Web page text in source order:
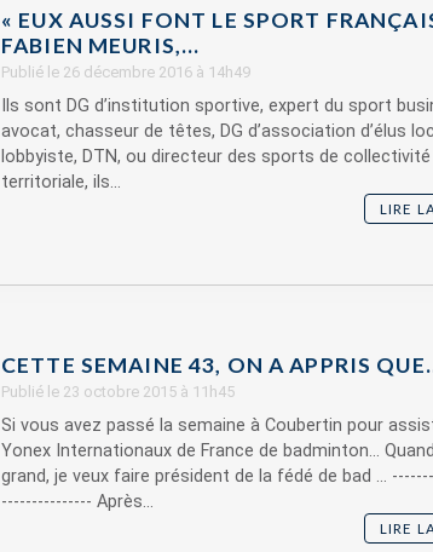
« EUX AUSSI FONT LE SPORT
FABIEN MEURIS,...
Publié le 26 décembre 2016 à 14h49
Ils sont DG d’institution sportive, expert du sport
avocat, chasseur de têtes, DG d’association d’élus
lobbyiste, DTN, ou directeur des sports de collectivité
territoriale, ils...
LIRE
CETTE SEMAINE 43, ON A APPRIS
Publié le 23 octobre 2015 à 11h45
Si vous avez passé la semaine à Coubertin pour
Yonex Internationaux de France de badminton...
grand, je veux faire président de la fédé de bad ...
--------------- Après...
LIRE